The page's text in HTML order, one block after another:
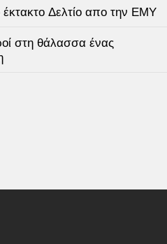
Δελτίο απο την ΕΜΥ
στη θάλασσα ένας